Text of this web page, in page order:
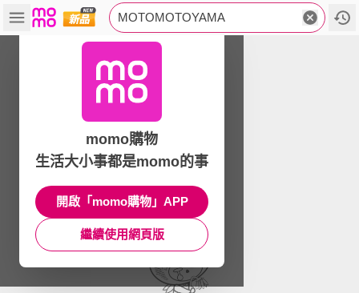
MOTOMOTOYAMA
momo購物
生活大小事都是momo的事
開啟「momo購物」APP
繼續使用網頁版